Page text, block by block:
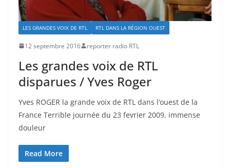
LES GRANDES VOIX DE RTL RTL DANS LA RÉGION OUEST
12 septembre 2016 reporter radio RTL
Les grandes voix de RTL
disparues / Yves Roger
Yves ROGER la grande voix de RTL dans l’ouest de la
France Terrible journée du 23 fevrier 2009, immense
douleur
Read More